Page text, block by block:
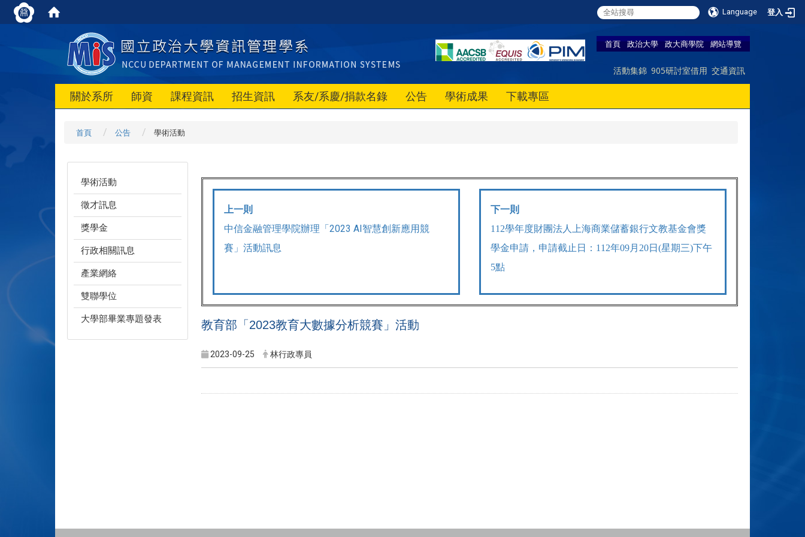
Language 登入
首頁 政治大學 政大商學院 網站導覽
活動集錦 905研討室借用 交通資訊
關於系所 師資 課程資訊 招生資訊 系友/系慶/捐款名錄 公告 學術成果 下載專區
首頁 公告 學術活動
學術活動
徵才訊息
獎學金
行政相關訊息
產業網絡
雙聯學位
大學部畢業專題發表
上一則
中信金融管理學院辦理「2023 AI智慧創新應用競
賽」活動訊息
下一則
112學年度財團法人上海商業儲蓄銀行文教基金會獎
學金申請，申請截止日：112年09月20日(星期三)下午
5點
教育部「2023教育大數據分析競賽」活動
2023-09-25 林行政專員